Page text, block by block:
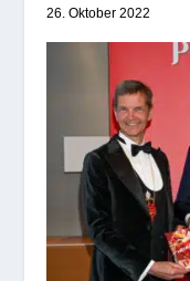
26. Oktober 2022